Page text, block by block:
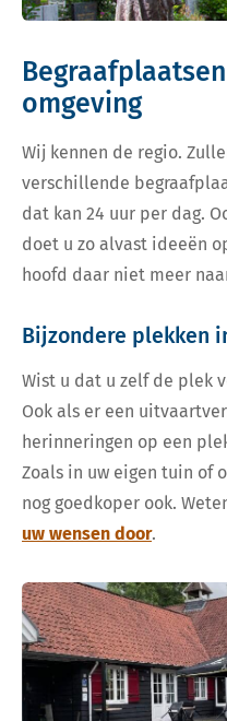
omgeving
Wij kennen de regio.
verschillende
dat kan 24 uur per dag.
doet u zo alvast ideeën
hoofd daar niet meer
Bijzondere plekken
Wist u dat u zelf de plek
Ook als er een
herinneringen op een
Zoals in uw eigen tuin of
nog goedkoper ook.
uw wensen door.